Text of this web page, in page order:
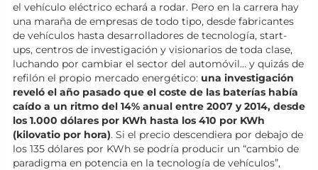
el vehículo eléctrico echará a rodar. Pero en la carrera hay
una maraña de empresas de todo tipo, desde fabricantes
de vehículos hasta desarrolladores de tecnología, start-
ups, centros de investigación y visionarios de toda clase,
luchando por cambiar el sector del automóvil… y quizás de
refilón el propio mercado energético: una investigación
reveló el año pasado que el coste de las baterías había
caído a un ritmo del 14% anual entre 2007 y 2014, desde
los 1.000 dólares por KWh hasta los 410 por KWh
(kilovatio por hora). Si el precio descendiera por debajo de
los 135 dólares por KWh se podría producir un “cambio de
paradigma en potencia en la tecnología de vehículos”,